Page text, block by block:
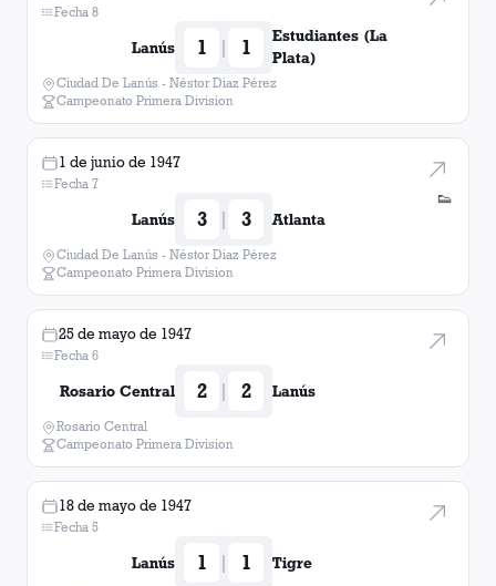
Fecha 8
Lanús 1 | 1
Estudiantes (La
Plata)
Ciudad De Lanús - Néstor Diaz Pérez
Campeonato Primera Division
👟
1 de junio de 1947
Fecha 7
Lanús 3 | 3 Atlanta
Ciudad De Lanús - Néstor Diaz Pérez
Campeonato Primera Division
25 de mayo de 1947
Fecha 6
Rosario Central 2 | 2 Lanús
Rosario Central
Campeonato Primera Division
18 de mayo de 1947
Fecha 5
Lanús 1 | 1 Tigre